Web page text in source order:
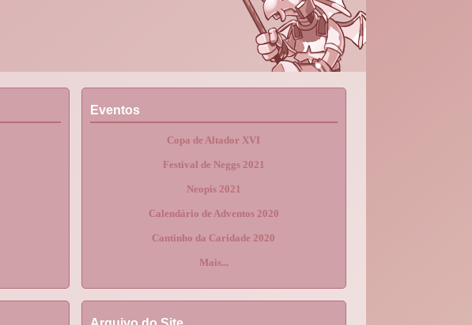
Eventos
Copa de Altador XVI
Festival de Neggs 2021
Neopis 2021
Calendário de Adventos 2020
Cantinho da Caridade 2020
Mais...